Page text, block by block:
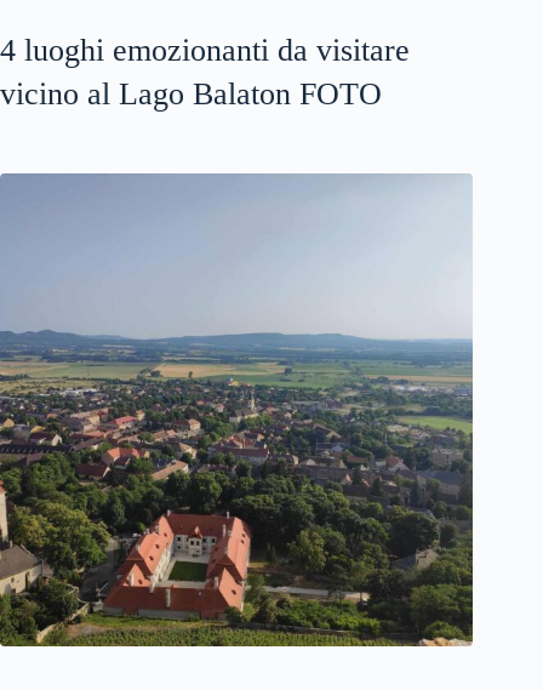
4 luoghi emozionanti da visitare
vicino al Lago Balaton FOTO